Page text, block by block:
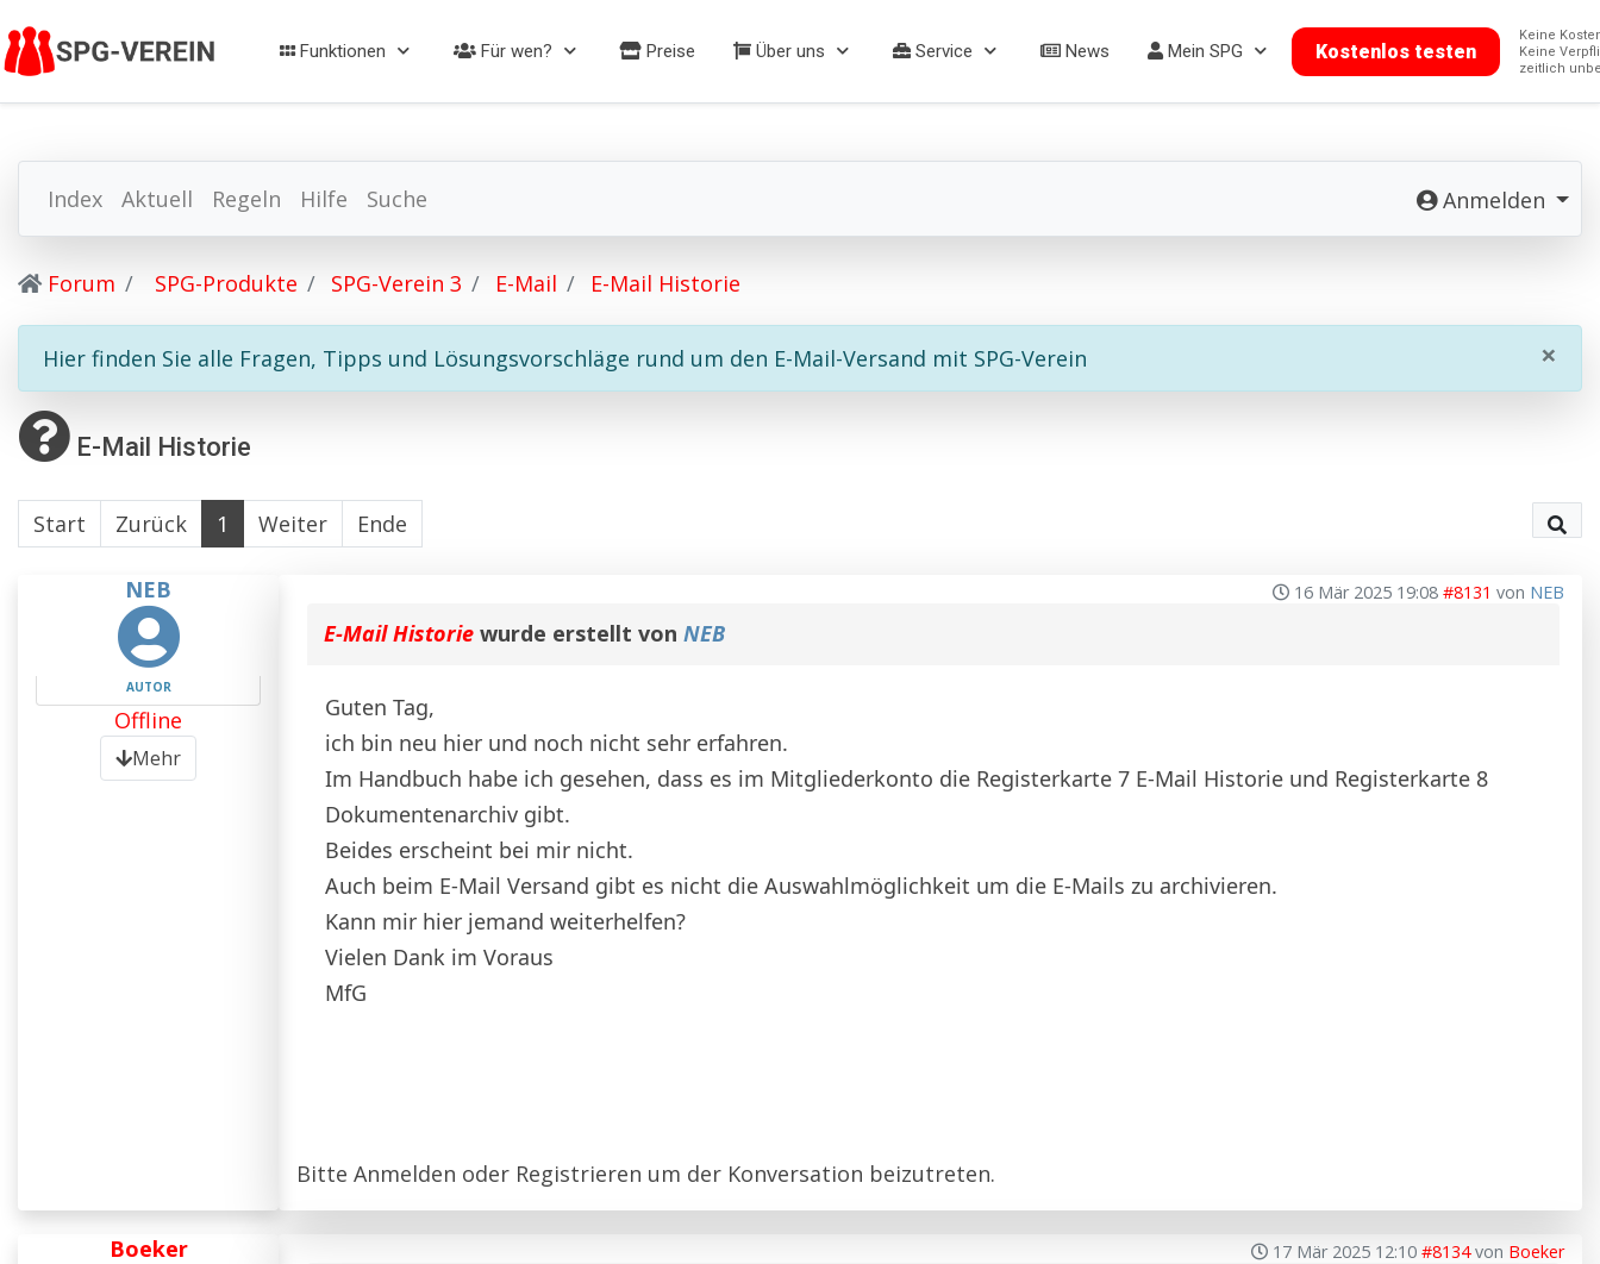
Funktionen Für wen? Preise Über uns Service News Mein SPG Kostenlos testen
Index Aktuell Regeln Hilfe Suche Anmelden
Forum SPG-Produkte SPG-Verein 3 E-Mail E-Mail Historie
×
Hier finden Sie alle Fragen, Tipps und Lösungsvorschläge rund um den E-Mail-Versand mit SPG-Verein
E-Mail Historie
Start Zurück 1 Weiter Ende
NEB
AUTOR
Offline
Mehr
16 Mär 2025 19:08 #8131 von NEB
E-Mail Historie wurde erstellt von NEB
Guten Tag,
ich bin neu hier und noch nicht sehr erfahren.
Im Handbuch habe ich gesehen, dass es im Mitgliederkonto die Registerkarte 7 E-Mail Historie und Registerkarte 8
Dokumentenarchiv gibt.
Beides erscheint bei mir nicht.
Auch beim E-Mail Versand gibt es nicht die Auswahlmöglichkeit um die E-Mails zu archivieren.
Kann mir hier jemand weiterhelfen?
Vielen Dank im Voraus
MfG
Bitte Anmelden oder Registrieren um der Konversation beizutreten.
Boeker 17 Mär 2025 12:10 #8134 von Boeker